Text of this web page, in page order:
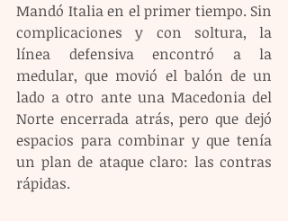
Mandó Italia en el primer tiempo. Sin
complicaciones y con soltura, la
línea defensiva encontró a la
medular, que movió el balón de un
lado a otro ante una Macedonia del
Norte encerrada atrás, pero que dejó
espacios para combinar y que tenía
un plan de ataque claro: las contras
rápidas.